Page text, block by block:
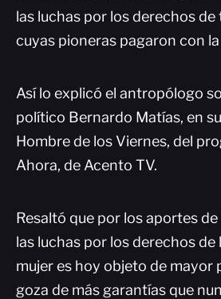
las luchas por los derechos de
cuyas pioneras pagaron con
Así lo explicó el antropólogo
político Bernardo Matías, en
Hombre de los Viernes, del
Ahora, de Acento TV.
Resaltó que por los aportes
las luchas por los derechos de
mujer es hoy objeto de mayor
goza de más garantías que